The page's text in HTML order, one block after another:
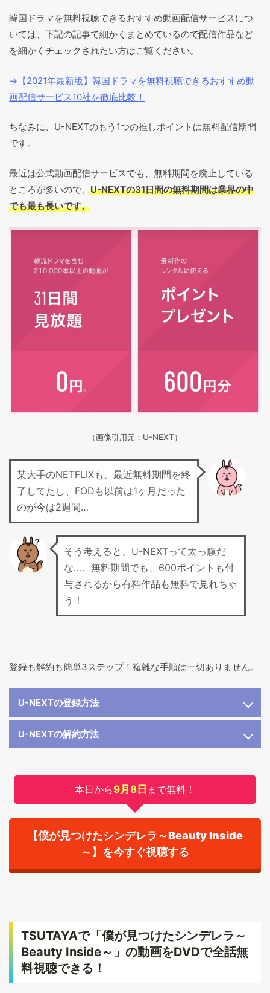
韓国ドラマを無料視聴できるおすすめ動画配信サービスにつ
いては、下記の記事で細かくまとめているので配信作品など
を細かくチェックされたい方はご覧ください。
→【2021年最新版】韓国ドラマを無料視聴できるおすすめ動
画配信サービス10社を徹底比較！
ちなみに、U-NEXTのもう1つの推しポイントは無料配信期間
です。
最近は公式動画配信サービスでも、無料期間を廃止している
ところが多いので、 U-NEXTの31日間の無料期間は業界の中
でも最も長いです。
（画像引用元：U-NEXT）
某大手のNETFLIXも、最近無料期間を終
了してたし、FODも以前は1ヶ月だった
のが今は2週間…
そう考えると、U-NEXTって太っ腹だ
な…。無料期間でも、600ポイントも付
与されるから有料作品も無料で見れちゃ
う！
登録も解約も簡単3ステップ！複雑な手順は一切ありません。
U-NEXTの登録方法
U-NEXTの解約方法
本日から9月8日 まで無料！
【僕が見つけたシンデレラ～Beauty Inside
～】を今すぐ視聴する
TSUTAYAで「僕が見つけたシンデレラ～
Beauty Inside～」の動画をDVDで全話無
料視聴できる！